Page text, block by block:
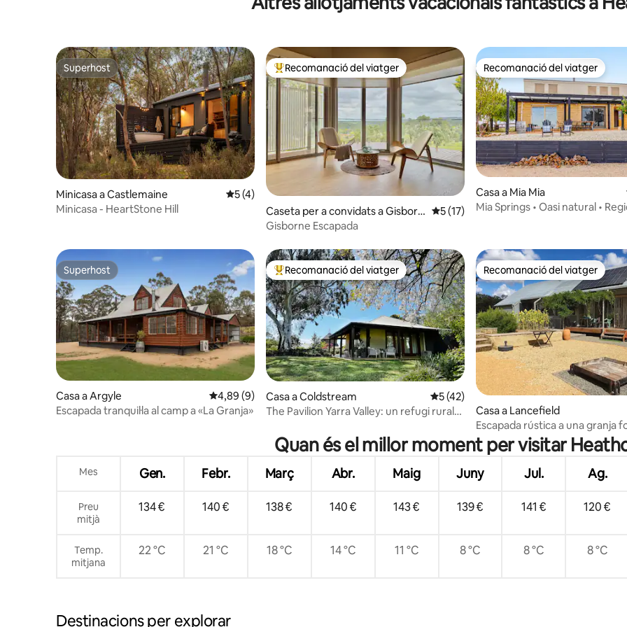
Superhost
Superhost
Minicasa a Castlemaine 5 de puntuació mitjana d'un total de 5; 4 avaluacions
5 (4)
Minicasa - HeartStone Hill
Principals recomanacions dels viatgers
Recomanació del viatger
Caseta per a convidats a Gisborn
e
5 de puntuació mitjana d'un total de 5; 17
5 (17)
Gisborne Escapada
Recomanació del viatger
Recomanació del viatger
Casa a Mia Mia
Mia Springs • Oasi natural •
Superhost
Superhost
Casa a Argyle 4,89 de puntuació mitjana d'un total de 5; 9 avaluacions
4,89 (9)
Escapada tranquil·la al camp a «La Granja»
Principals recomanacions dels viatgers
Recomanació del viatger
Casa a Coldstream 5 de puntuació mitjana d'un total de 5; 42
5 (42)
The Pavilion Yarra Valley: un refugi rural
Recomanació del viatger
Recomanació del viatger
Casa a Lancefield
Escapada rústica a una granja
xarxa elèctrica (s'admeten
companyia)
Quan és el millor moment per visitar
Mes Gen. Febr. Març Abr. Maig Juny Jul. Ag.
Preu
mitjà
134 € 140 € 138 € 140 € 143 € 139 € 141 € 120 €
Temp.
mitjana
22 °C 21 °C 18 °C 14 °C 11 °C 8 °C 8 °C 8 °C
Destinacions per explorar